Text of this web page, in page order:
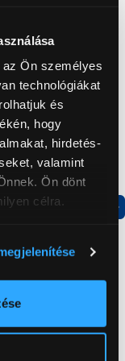
Ön személyes
technológiákat
és
hogy
hirdetés-
valamint
Ön dönt
célra.
annak konkrét
Side
Ft